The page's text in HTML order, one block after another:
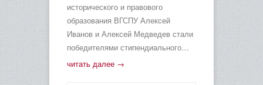
исторического и правового
образования ВГСПУ Алексей
Иванов и Алексей Медведев стали
победителями стипендиального…
читать далее →